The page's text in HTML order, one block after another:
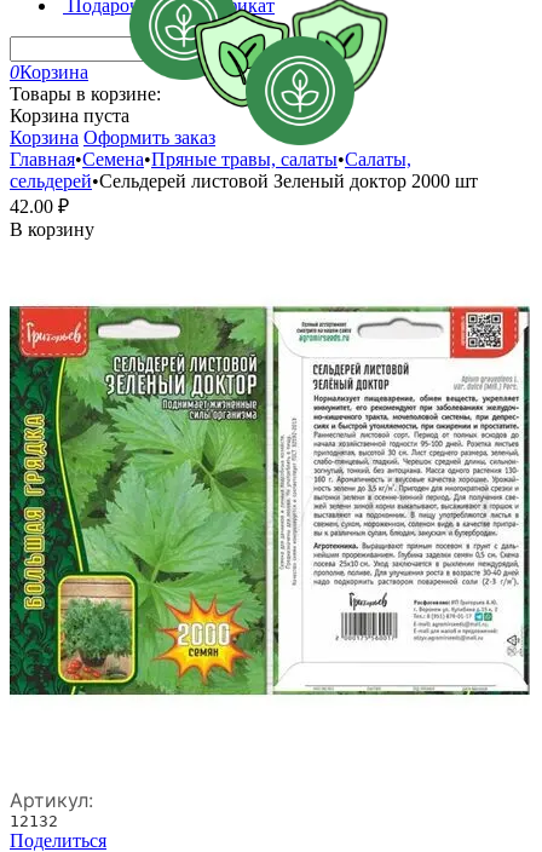
Подарочный сертификат
0Корзина
Товары в корзине:
Корзина пуста
Корзина Оформить заказ
Главная•Семена•Пряные травы, салаты•Салаты,
сельдерей•Сельдерей листовой Зеленый доктор 2000 шт
42.00 ₽
В корзину
Артикул:
12132
Поделиться